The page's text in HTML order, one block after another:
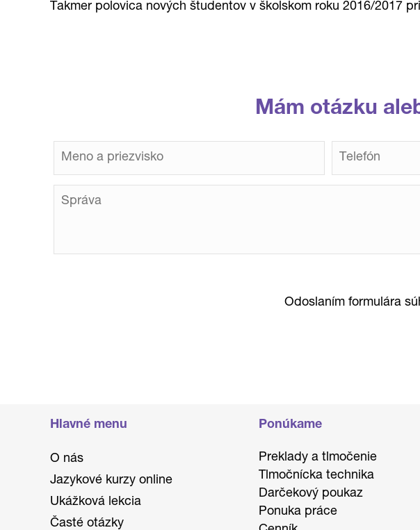
Takmer polovica nových študentov v školskom roku 2016/2017
Mám otázku
Odoslaním formulára
Hlavné menu
O nás
Jazykové kurzy online
Ukážková lekcia
Časté otázky
Ponúkame
Preklady a tlmočenie
Tlmočnícka technika
Darčekový poukaz
Ponuka práce